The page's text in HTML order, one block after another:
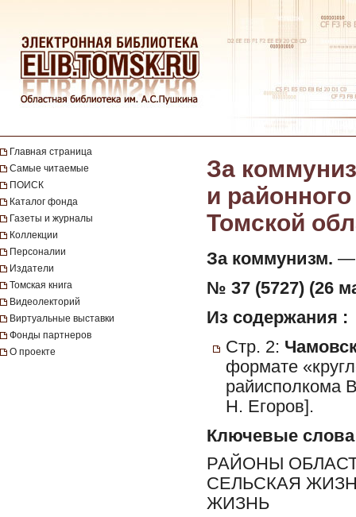
Главная страница
Самые читаемые
ПОИСК
Каталог фонда
Газеты и журналы
Коллекции
Персоналии
Издатели
Томская книга
Видеолекторий
Виртуальные выставки
Фонды партнеров
О проекте
За
и
Томской
За коммунизм. —
№ 37 (5727) (26
Из содержания :
Стр. 2:
формате
райисполкома
Н. Егоров].
Ключевые слова
РАЙОНЫ
СЕЛЬСКАЯ
ЖИЗНЬ